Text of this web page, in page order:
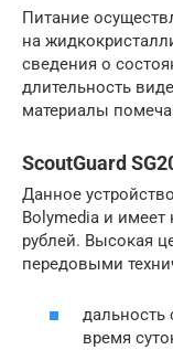
Питание
на
сведения о
длительность
материалы
ScoutGuard
Данное
Bolymedia и имеет
рублей. Высокая
передовыми
дальность
время